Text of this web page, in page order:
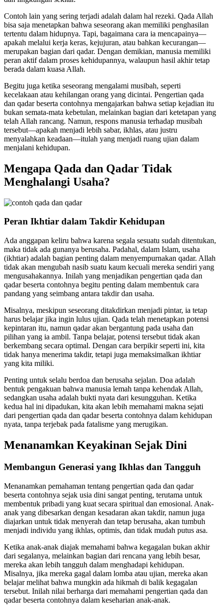
Contoh lain yang sering terjadi adalah dalam hal rezeki. Qada Allah
bisa saja menetapkan bahwa seseorang akan memiliki penghasilan
tertentu dalam hidupnya. Tapi, bagaimana cara ia mencapainya—
apakah melalui kerja keras, kejujuran, atau bahkan kecurangan—
merupakan bagian dari qadar. Dengan demikian, manusia memiliki
peran aktif dalam proses kehidupannya, walaupun hasil akhir tetap
berada dalam kuasa Allah.
Begitu juga ketika seseorang mengalami musibah, seperti
kecelakaan atau kehilangan orang yang dicintai. Pengertian qada
dan qadar beserta contohnya mengajarkan bahwa setiap kejadian itu
bukan semata-mata kebetulan, melainkan bagian dari ketetapan yang
telah Allah rancang. Namun, respons manusia terhadap musibah
tersebut—apakah menjadi lebih sabar, ikhlas, atau justru
menyalahkan keadaan—itulah yang menjadi ruang ujian dalam
menjalani kehidupan.
Mengapa Qada dan Qadar Tidak
Menghalangi Usaha?
Peran Ikhtiar dalam Takdir Kehidupan
Ada anggapan keliru bahwa karena segala sesuatu sudah ditentukan,
maka tidak ada gunanya berusaha. Padahal, dalam Islam, usaha
(ikhtiar) adalah bagian penting dalam menyempurnakan qadar. Allah
tidak akan mengubah nasib suatu kaum kecuali mereka sendiri yang
mengusahakannya. Inilah yang menjadikan pengertian qada dan
qadar beserta contohnya begitu penting dalam membentuk cara
pandang yang seimbang antara takdir dan usaha.
Misalnya, meskipun seseorang ditakdirkan menjadi pintar, ia tetap
harus belajar jika ingin lulus ujian. Qada telah menetapkan potensi
kepintaran itu, namun qadar akan bergantung pada usaha dan
pilihan yang ia ambil. Tanpa belajar, potensi tersebut tidak akan
berkembang secara optimal. Dengan cara berpikir seperti ini, kita
tidak hanya menerima takdir, tetapi juga memaksimalkan ikhtiar
yang kita miliki.
Penting untuk selalu berdoa dan berusaha sejalan. Doa adalah
bentuk pengakuan bahwa manusia lemah tanpa kehendak Allah,
sedangkan usaha adalah bukti nyata dari kesungguhan. Ketika
kedua hal ini dipadukan, kita akan lebih memahami makna sejati
dari pengertian qada dan qadar beserta contohnya dalam kehidupan
nyata, tanpa terjebak pada fatalisme yang merugikan.
Menanamkan Keyakinan Sejak Dini
Membangun Generasi yang Ikhlas dan Tangguh
Menanamkan pemahaman tentang pengertian qada dan qadar
beserta contohnya sejak usia dini sangat penting, terutama untuk
membentuk pribadi yang kuat secara spiritual dan emosional. Anak-
anak yang dibesarkan dengan kesadaran akan takdir, namun juga
diajarkan untuk tidak menyerah dan tetap berusaha, akan tumbuh
menjadi individu yang ikhlas, optimis, dan tidak mudah putus asa.
Ketika anak-anak diajak memahami bahwa kegagalan bukan akhir
dari segalanya, melainkan bagian dari rencana yang lebih besar,
mereka akan lebih tangguh dalam menghadapi kehidupan.
Misalnya, jika mereka gagal dalam lomba atau ujian, mereka akan
belajar melihat bahwa mungkin ada hikmah di balik kegagalan
tersebut. Inilah nilai berharga dari memahami pengertian qada dan
qadar beserta contohnya dalam keseharian anak-anak.